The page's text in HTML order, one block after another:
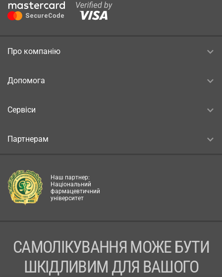
Про компанію
Допомога
Сервіси
Партнерам
Наш партнер:
Національний
фармацевтичний
університет
САМОЛІКУВАННЯ МОЖЕ БУТИ
ШКІДЛИВИМ ДЛЯ ВАШОГО